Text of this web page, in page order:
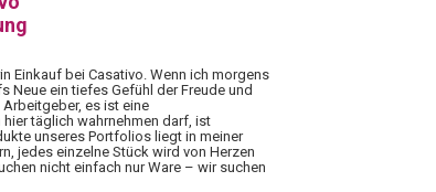
Einkauf bei Casativo. Wenn ich morgens
Neue ein tiefes Gefühl der Freude und
es ist eine
täglich wahrnehmen darf, ist
unseres Portfolios liegt in meiner
jedes einzelne Stück wird von Herzen
nicht einfach nur Ware – wir suchen